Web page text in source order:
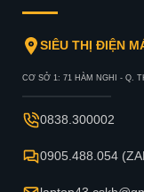
SIÊU THỊ ĐIỆN
CƠ SỞ 1: 71 HÀM NGHI - Q.
0838.300002
0905.488.054